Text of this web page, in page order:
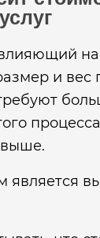
и вес
выше.
является